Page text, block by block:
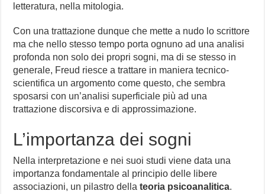
letteratura, nella mitologia.
Con una trattazione dunque che mette a nudo lo scrittore
ma che nello stesso tempo porta ognuno ad una analisi
profonda non solo dei propri sogni, ma di se stesso in
generale, Freud riesce a trattare in maniera tecnico-
scientifica un argomento come questo, che sembra
sposarsi con un’analisi superficiale più ad una
trattazione discorsiva e di approssimazione.
L’importanza dei sogni
Nella interpretazione e nei suoi studi viene data una
importanza fondamentale al principio delle libere
associazioni, un pilastro dellateoria psicoanalitica.